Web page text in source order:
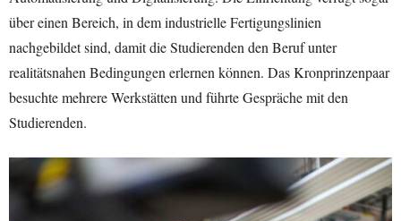
über einen Bereich, in dem industrielle Fertigungslinien
nachgebildet sind, damit die Studierenden den Beruf unter
realitätsnahen Bedingungen erlernen können. Das Kronprinzenpaar
besuchte mehrere Werkstätten und führte Gespräche mit den
Studierenden.